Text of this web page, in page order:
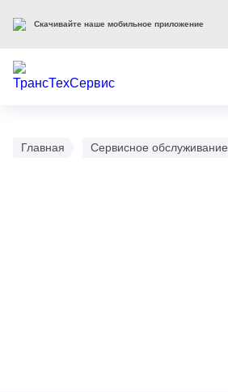
Главная Сервисное обслуживание
Скачивайте наше мобильное приложение